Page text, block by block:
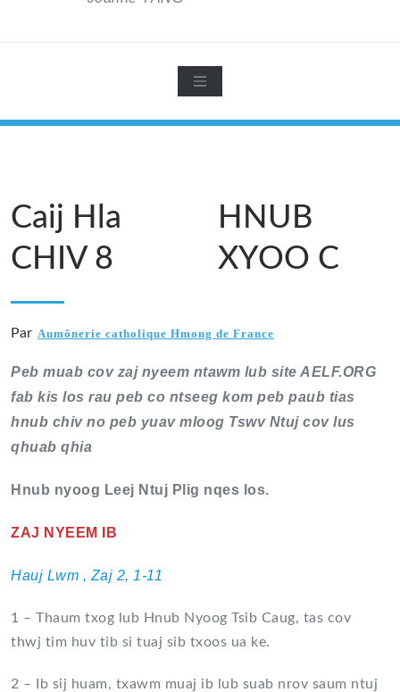
Caij Hla HNUB
CHIV 8 XYOO C
Par Aumônerie catholique Hmong de France
Peb muab cov zaj nyeem ntawm lub site AELF.ORG
fab kis los rau peb co ntseeg kom peb paub tias
hnub chiv no peb yuav mloog Tswv Ntuj cov lus
qhuab qhia
Hnub nyoog Leej Ntuj Plig nqes los.
ZAJ NYEEM IB
Hauj Lwm , Zaj 2, 1-11
1 – Thaum txog lub Hnub Nyoog Tsib Caug, tas cov
thwj tim huv tib si tuaj sib txoos ua ke.
2 – Ib sij huam, txawm muaj ib lub suab nrov saum ntuj